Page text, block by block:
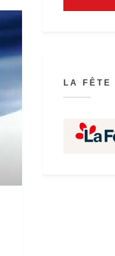
LA FÊTE